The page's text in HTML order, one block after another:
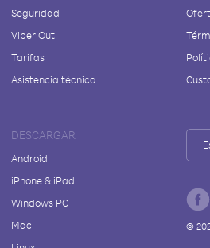
Seguridad
Viber Out
Tarifas
Asistencia técnica
DESCARGAR
Android
iPhone & iPad
Windows PC
Mac
©